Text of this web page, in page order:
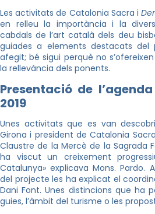
Les activitats de Catalonia Sacra i
en relleu la importància i la
cabdals de l’art català dels deu
guiades a elements destacats del
afegit; bé sigui perquè no
la rellevància dels ponents.
Presentació de
2019
Unes activitats que es van
Girona i president de Catalonia
Claustre de la Mercè de la Sagrada
ha viscut un creixement
Catalunya» explicava Mons. Pardo.
del projecte les ha explicat el
Dani Font. Unes distincions que ha
guies, l’àmbit del turisme o les